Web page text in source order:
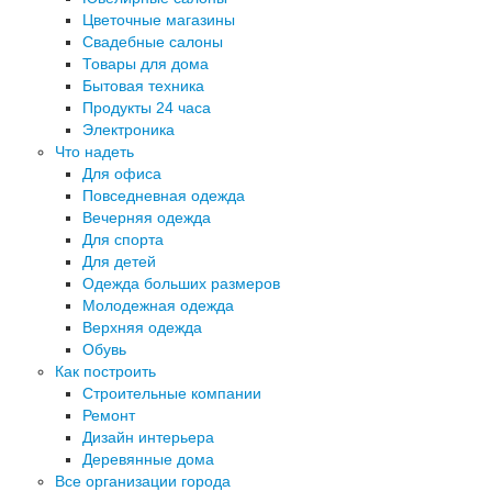
Цветочные магазины
Свадебные салоны
Товары для дома
Бытовая техника
Продукты 24 часа
Электроника
Что надеть
Для офиса
Повседневная одежда
Вечерняя одежда
Для спорта
Для детей
Одежда больших размеров
Молодежная одежда
Верхняя одежда
Обувь
Как построить
Строительные компании
Ремонт
Дизайн интерьера
Деревянные дома
Все организации города